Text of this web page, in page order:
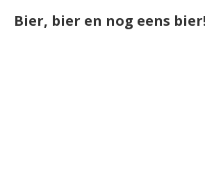
Bier, bier en nog eens bier!